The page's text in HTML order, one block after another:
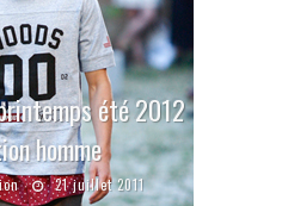
été 2012
homme
21 juillet 2011